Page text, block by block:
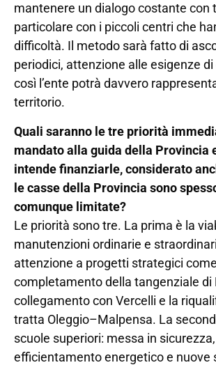
mantenere un dialogo costante con
particolare con i piccoli centri che
difficoltà. Il metodo sarà fatto di
periodici, attenzione alle esigenze
così l’ente potrà davvero
territorio.
Quali saranno le tre priorità
mandato alla guida della Provincia
intende finanziarle, considerato
le casse della Provincia sono
comunque limitate?
Le priorità sono tre. La prima è la
manutenzioni ordinarie e
attenzione a progetti strategici
completamento della tangenziale di
collegamento con Vercelli e la
tratta Oleggio–Malpensa. La
scuole superiori: messa in sicurezza,
efficientamento energetico e nuove